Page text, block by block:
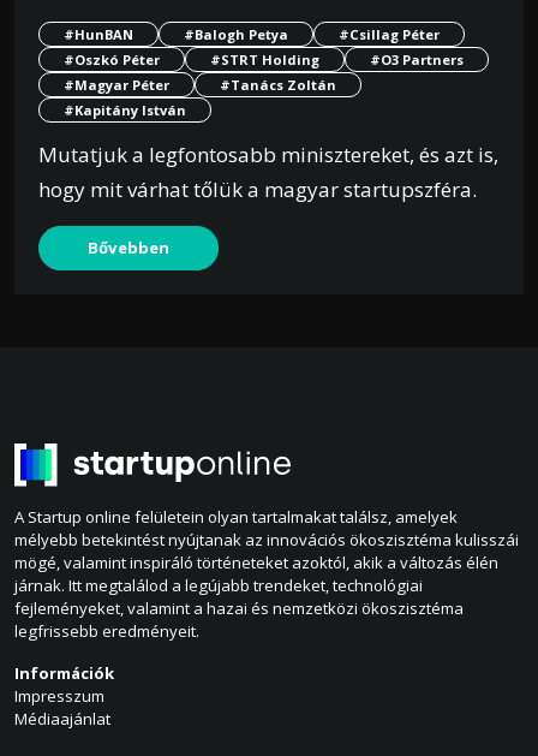
#HunBAN #Balogh Petya
#Csillag Péter
#Oszkó Péter
#STRT Holding
#O3 Partners
#Magyar Péter
#Tanács Zoltán
#Kapitány István
Mutatjuk a legfontosabb minisztereket, és azt is,
hogy mit várhat tőlük a magyar startupszféra.
Bővebben
A Startup online felületein olyan tartalmakat találsz, amelyek
mélyebb betekintést nyújtanak az innovációs ökoszisztéma kulisszái
mögé, valamint inspiráló történeteket azoktól, akik a változás élén
járnak. Itt megtalálod a legújabb trendeket, technológiai
fejleményeket, valamint a hazai és nemzetközi ökoszisztéma
legfrissebb eredményeit.
Információk
Impresszum
Médiaajánlat